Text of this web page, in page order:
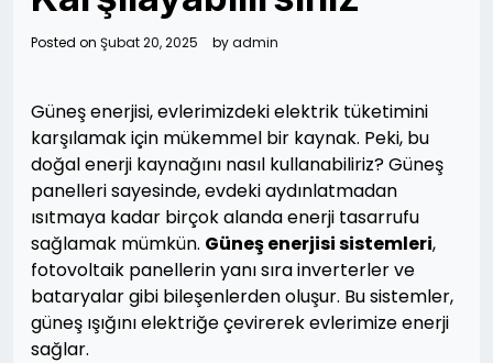
Posted on Şubat 20, 2025 byadmin
Güneş enerjisi, evlerimizdeki elektrik tüketimini
karşılamak için mükemmel bir kaynak. Peki, bu
doğal enerji kaynağını nasıl kullanabiliriz? Güneş
panelleri sayesinde, evdeki aydınlatmadan
ısıtmaya kadar birçok alanda enerji tasarrufu
sağlamak mümkün. Güneş enerjisi sistemleri,
fotovoltaik panellerin yanı sıra inverterler ve
bataryalar gibi bileşenlerden oluşur. Bu sistemler,
güneş ışığını elektriğe çevirerek evlerimize enerji
sağlar.